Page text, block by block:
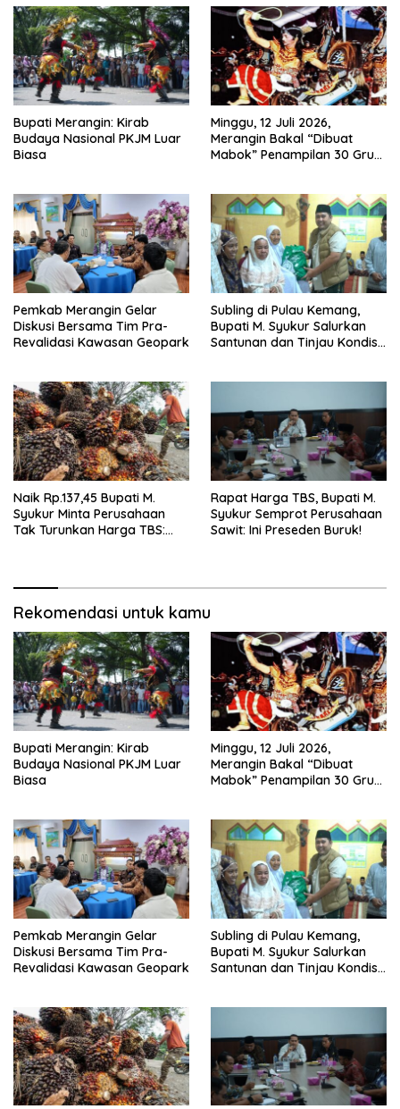
Bupati Merangin: Kirab
Budaya Nasional PKJM Luar
Biasa
Minggu, 12 Juli 2026,
Merangin Bakal “Dibuat
Mabok” Penampilan 30 Grup
Pemkab Merangin Gelar
Diskusi Bersama Tim Pra-
Revalidasi Kawasan Geopark
Subling di Pulau Kemang,
Bupati M. Syukur Salurkan
Santunan dan Tinjau Kondisi
Naik Rp.137,45 Bupati M.
Syukur Minta Perusahaan
Tak Turunkan Harga TBS:
Rapat Harga TBS, Bupati M.
Syukur Semprot Perusahaan
Sawit: Ini Preseden Buruk!
Rekomendasi untuk kamu
Bupati Merangin: Kirab
Budaya Nasional PKJM Luar
Biasa
Minggu, 12 Juli 2026,
Merangin Bakal “Dibuat
Mabok” Penampilan 30 Grup
Pemkab Merangin Gelar
Diskusi Bersama Tim Pra-
Revalidasi Kawasan Geopark
Subling di Pulau Kemang,
Bupati M. Syukur Salurkan
Santunan dan Tinjau Kondisi